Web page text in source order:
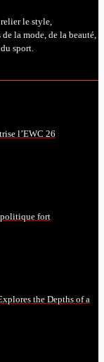
le style,
la mode, de la beauté,
sport.
l’EWC 26
politique fort
the Depths of a